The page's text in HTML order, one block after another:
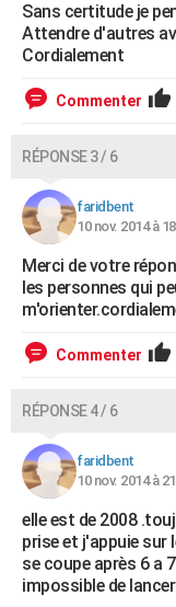
Sans certitude je
Attendre d'autres
Cordialement
Commenter
RÉPONSE 3 / 6
faridbent
10 nov. 2014 à
Merci de votre
les personnes qui
Commenter
RÉPONSE 4 / 6
faridbent
10 nov. 2014 à
elle est de 2008
prise et j'appuie sur
se coupe après 6 a
impossible de